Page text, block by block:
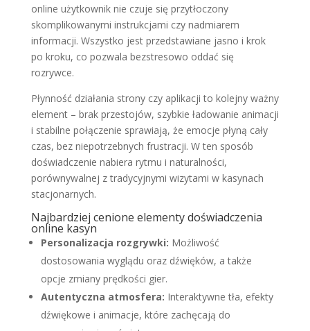
online użytkownik nie czuje się przytłoczony
skomplikowanymi instrukcjami czy nadmiarem
informacji. Wszystko jest przedstawiane jasno i krok
po kroku, co pozwala bezstresowo oddać się
rozrywce.
Płynność działania strony czy aplikacji to kolejny ważny
element – brak przestojów, szybkie ładowanie animacji
i stabilne połączenie sprawiają, że emocje płyną cały
czas, bez niepotrzebnych frustracji. W ten sposób
doświadczenie nabiera rytmu i naturalności,
porównywalnej z tradycyjnymi wizytami w kasynach
stacjonarnych.
Najbardziej cenione elementy doświadczenia
online kasyn
Personalizacja rozgrywki: Możliwość
dostosowania wyglądu oraz dźwięków, a także
opcje zmiany prędkości gier.
Autentyczna atmosfera: Interaktywne tła, efekty
dźwiękowe i animacje, które zachęcają do